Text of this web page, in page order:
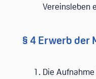
Vereinsleben
§ 4 Erwerb der
Die